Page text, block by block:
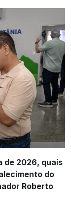
de 2026, quais
do
Roberto